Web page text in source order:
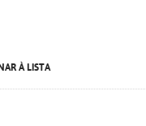
À LISTA